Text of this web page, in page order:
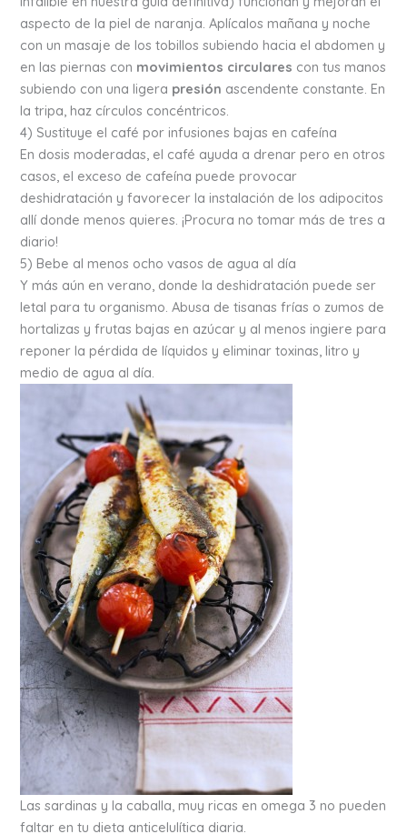
aspecto de la piel de naranja. Aplícalos mañana y noche
con un masaje de los tobillos subiendo hacia el abdomen y
en las piernas con movimientos circulares con tus manos
subiendo con una ligera presión ascendente constante. En
la tripa, haz círculos concéntricos.
4) Sustituye el café por infusiones bajas en cafeína
En dosis moderadas, el café ayuda a drenar pero en otros
casos, el exceso de cafeína puede provocar
deshidratación y favorecer la instalación de los adipocitos
allí donde menos quieres. ¡Procura no tomar más de tres a
diario!
5) Bebe al menos ocho vasos de agua al día
Y más aún en verano, donde la deshidratación puede ser
letal para tu organismo. Abusa de tisanas frías o zumos de
hortalizas y frutas bajas en azúcar y al menos ingiere para
reponer la pérdida de líquidos y eliminar toxinas, litro y
medio de agua al día.
Las sardinas y la caballa, muy ricas en omega 3 no pueden
faltar en tu dieta anticelulítica diaria.